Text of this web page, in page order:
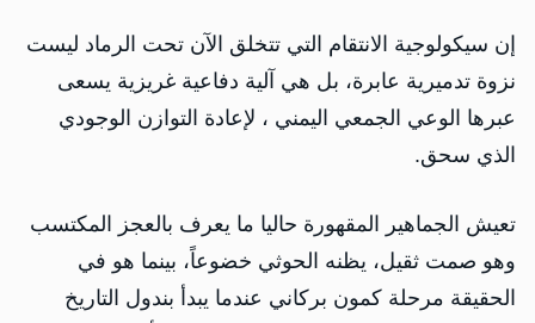
إن سيكولوجية الانتقام التي تتخلق الآن تحت الرماد ليست
نزوة تدميرية عابرة، بل هي آلية دفاعية غريزية يسعى
عبرها الوعي الجمعي اليمني ، لإعادة التوازن الوجودي
الذي سحق.
تعيش الجماهير المقهورة حاليا ما يعرف بالعجز المكتسب
وهو صمت ثقيل، يظنه الحوثي خضوعاً، بينما هو في
الحقيقة مرحلة كمون بركاني عندما يبدأ بندول التاريخ